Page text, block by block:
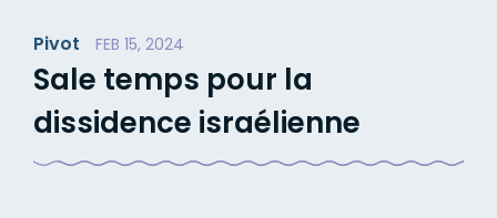
Pivot FEB 15, 2024
Sale temps pour la
dissidence israélienne